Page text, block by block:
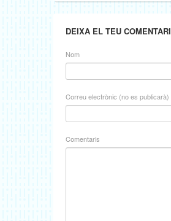
DEIXA EL TEU COMENTARI
Nom
Correu electrònic (no es publicarà)
Comentaris